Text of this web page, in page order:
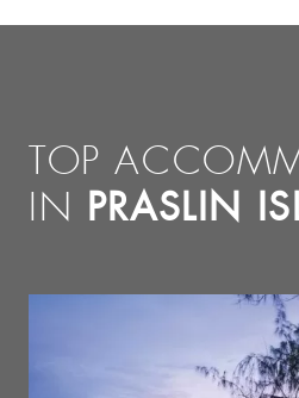
TOP
IN PRASLIN